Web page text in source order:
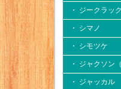
・ ジークラック
・ シマノ
・ シモツケ
・ ジャクソン
・ ジャッカル